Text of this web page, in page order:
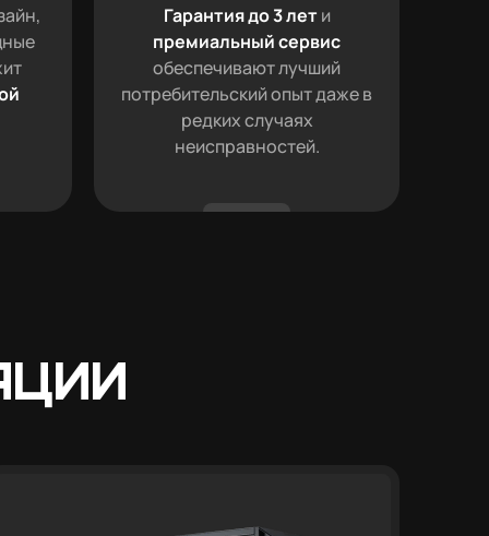
Гарантия до 3 лет и
премиальный сервис
обеспечивают лучший
потребительский опыт даже в
редких случаях
неисправностей.